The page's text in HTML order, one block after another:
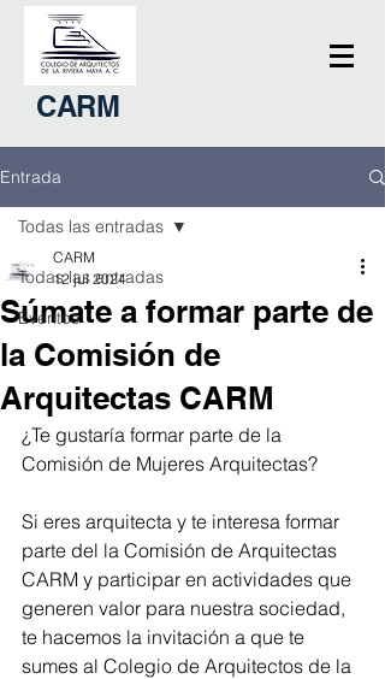
CARM
Entrada
Todas las entradas
Eventos
Todas las entradas
Súmate a formar parte de
la Comisión de
Arquitectas CARM
CARM
12 jul 2024
¿Te gustaría formar parte de la
Comisión de Mujeres Arquitectas?
Si eres arquitecta y te interesa formar
parte del la Comisión de Arquitectas
CARM y participar en actividades que
generen valor para nuestra sociedad,
te hacemos la invitación a que te
sumes al Colegio de Arquitectos de la